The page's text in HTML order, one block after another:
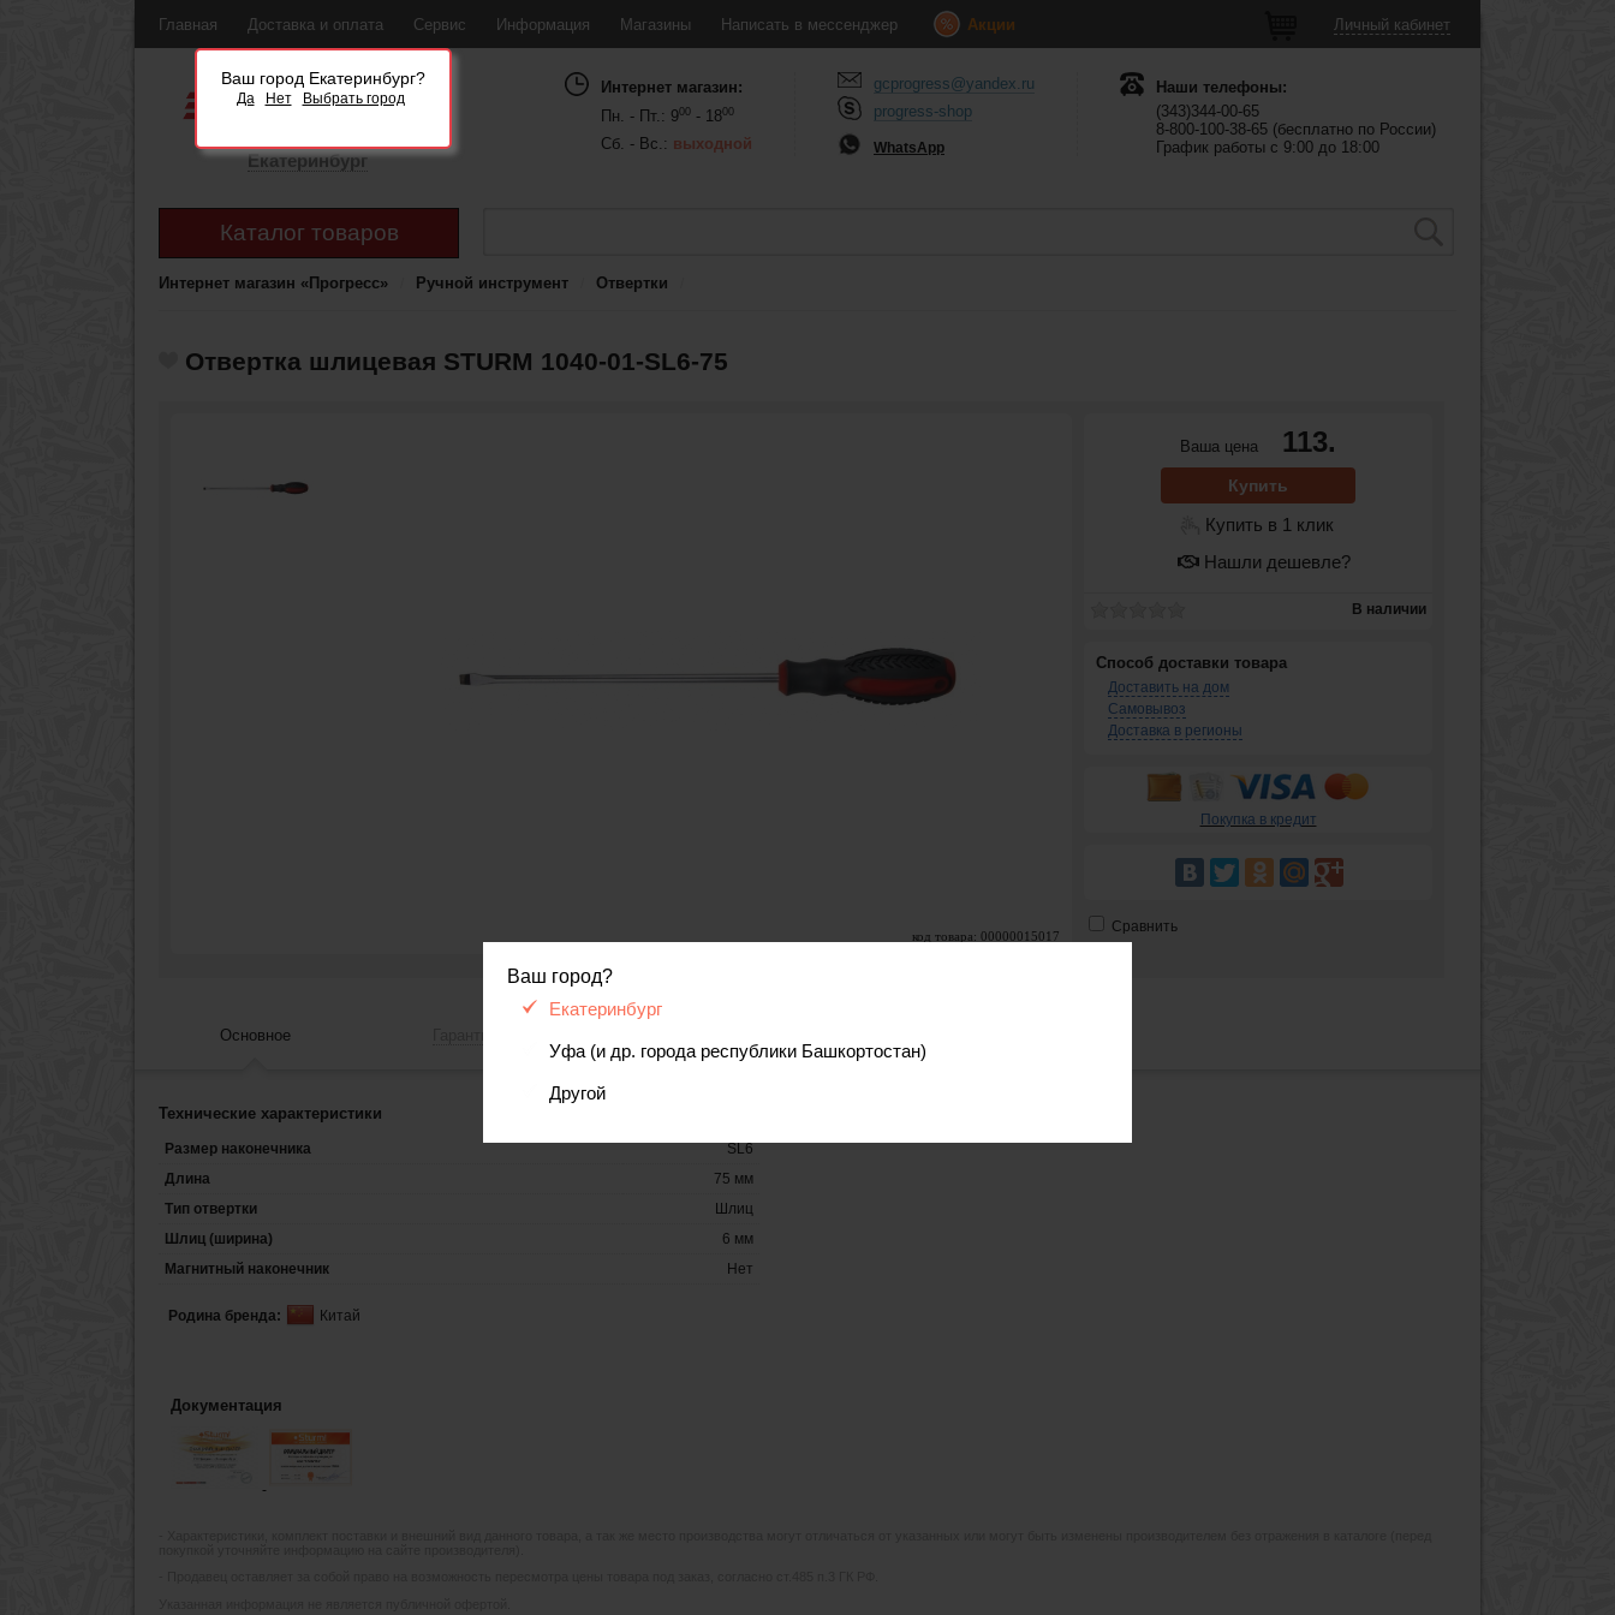
Ваш город?
Екатеринбург
Уфа (и др. города республики Башкортостан)
Другой
Главная Доставка и оплата Сервис Информация Магазины Написать в мессенджер Акции Личный кабинет
Ваш город Екатеринбург?
Да Нет Выбрать город
Екатеринбург
Интернет магазин:
Пн. - Пт.: 900 - 1800
Сб. - Вс.: выходной
gcprogress@yandex.ru
progress-shop
WhatsApp
Наши телефоны:
(343)344-00-65
8-800-100-38-65 (бесплатно по России)
График работы с 9:00 до 18:00
Каталог товаров
Интернет магазин «Прогресс» Ручной инструмент Отвертки
Отвертка шлицевая STURM 1040-01-SL6-75
код товара: 00000015017
Ваша цена 113.
Купить
Купить в 1 клик
Нашли дешевле?
В наличии
Способ доставки товара
Доставить на дом
Самовывоз
Доставка в регионы
Покупка в кредит
Сравнить
Основное
Технические характеристики
Размер наконечника
SL6
Длина
75 мм
Тип отвертки
Шлиц
Шлиц (ширина)
6 мм
Магнитный наконечник
Нет
Родина бренда: Китай
Документация